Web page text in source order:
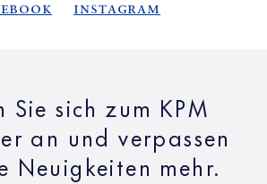
Instagram
Sie sich zum KPM
an und verpassen
Neuigkeiten mehr.